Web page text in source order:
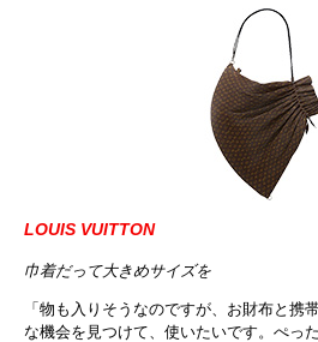
LOUIS VUITTON
巾着だって大きめサイズを
「物も入りそうなのですが、お財布と携
な機会を見つけて、使いたいです。ぺっ